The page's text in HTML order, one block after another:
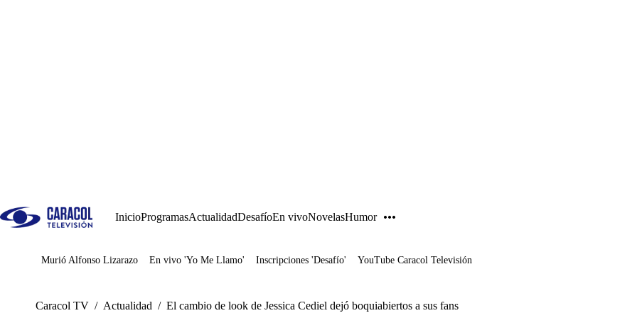
InicioProgramasActualidadDesafíoEn vivoNovelasHumor
Juegos
Murió Alfonso Lizarazo En vivo 'Yo Me Llamo' Inscripciones 'Desafío' YouTube Caracol Televisión
Caracol TV / Actualidad / El cambio de look de Jessica Cediel dejó boquiabiertos a sus fans